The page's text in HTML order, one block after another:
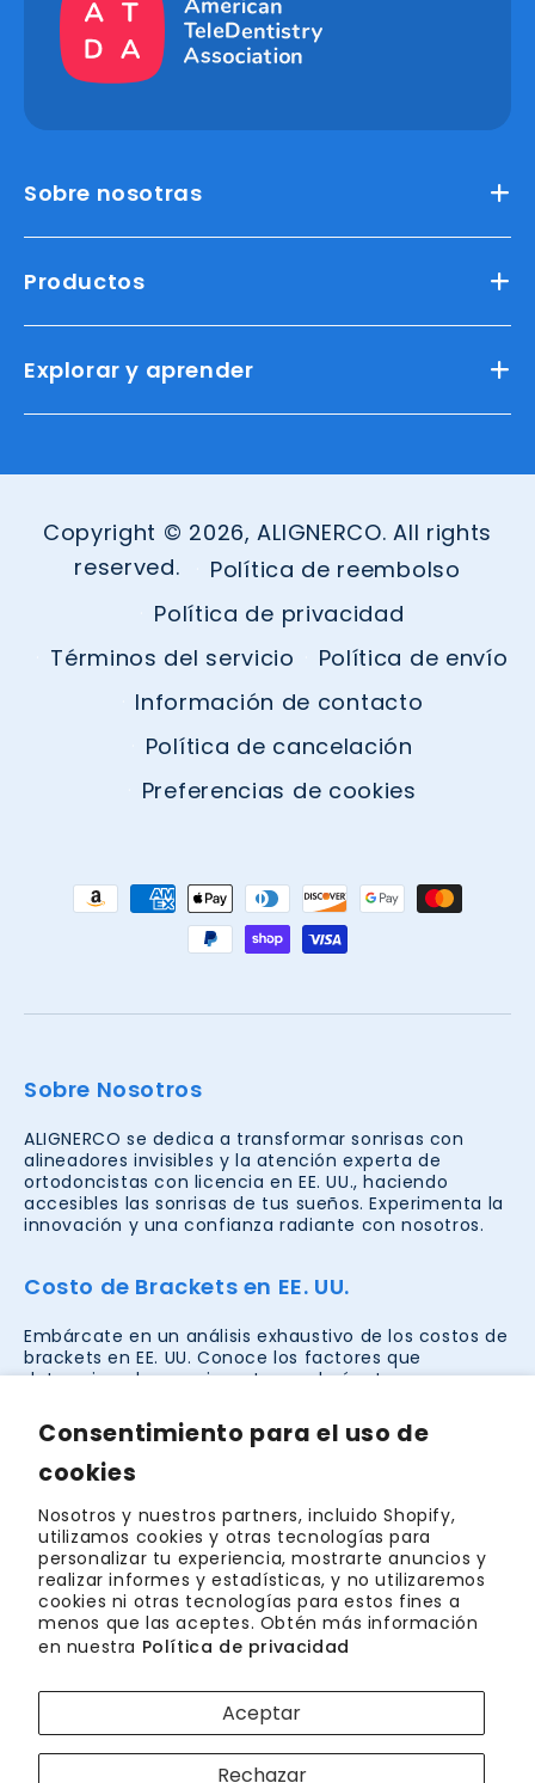
Consentimiento para el uso de
cookies
Nosotros y nuestros partners, incluido Shopify,
utilizamos cookies y otras tecnologías para
personalizar tu experiencia, mostrarte anuncios y
realizar informes y estadísticas, y no utilizaremos
cookies ni otras tecnologías para estos fines a
menos que las aceptes. Obtén más información
en nuestra Política de privacidad
Aceptar
Rechazar
Sobre nosotras
Productos
Explorar y aprender
Copyright © 2026, ALIGNERCO. All rights
reserved.
Política de reembolso
Política de privacidad
Términos del servicio
Política de envío
Información de contacto
Política de cancelación
Preferencias de cookies
Formas
Sobre Nosotros
ALIGNERCO se dedica a transformar sonrisas con
alineadores invisibles y la atención experta de
ortodoncistas con licencia en EE. UU., haciendo
accesibles las sonrisas de tus sueños. Experimenta la
innovación y una confianza radiante con nosotros.
Costo de Brackets en EE. UU.
Embárcate en un análisis exhaustivo de los costos de
brackets en EE. UU. Conoce los factores que
determinan los precios y te ayudará a tomar
claridad guíe tu inversión en una sonrisa.
Consulta precios en tu ciudad
Opciones de alineación dental en EE. UU.
Descubre tratamientos integrales de alineación
dental en EE. UU. Ya sea que prefieras la ortodoncia
tradicional, los alineadores transparentes modernos
u otras soluciones innovadoras, nuestra guía te
para lograr una sonrisa radiante y segura, adaptada a
Descubre tu ciudad